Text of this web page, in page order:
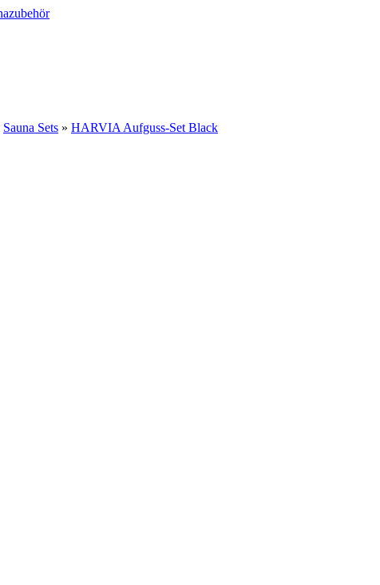
Sauna Sets » HARVIA Aufguss-Set Black